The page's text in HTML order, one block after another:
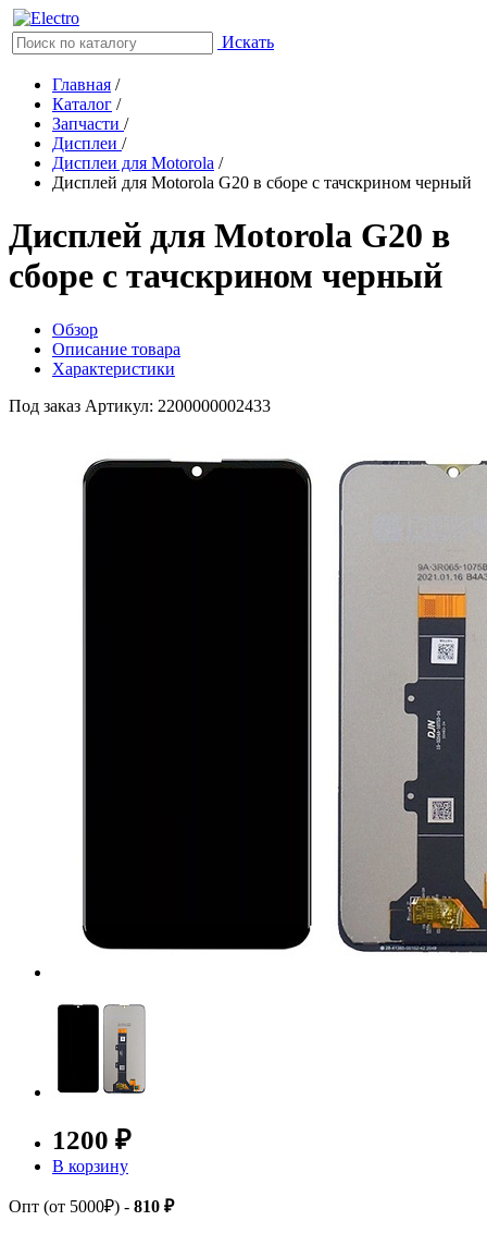
Искать
Главная /
Каталог /
Запчасти /
Дисплеи /
Дисплеи для Motorola /
Дисплей для Motorola G20 в сборе с тачскрином черный
Дисплей для Motorola G20 в
сборе с тачскрином черный
Обзор
Описание товара
Характеристики
Под заказ Артикул: 2200000002433
1200 ₽
В корзину
Опт (от 5000₽) - 810 ₽